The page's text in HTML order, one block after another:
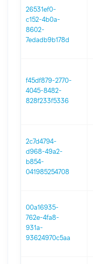
26531ef0-
c152-4b0a-
8602-
7edadb9b178d
f45df879-2770-
4045-8482-
828f233f5336
2c7d4794-
d968-49a2-
b854-
041985254708
00a16935-
762e-4fa8-
931a-
93624970c5aa